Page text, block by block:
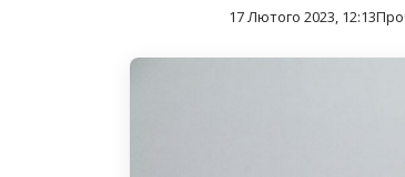
17 Лютого 2023, 12:13